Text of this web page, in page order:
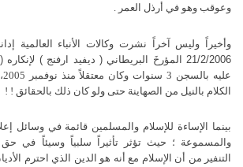
وعوقب وهو في أرذل العمر .
وأخيراً وليس آخراً نشرت وكالات الأنباء العالمية
21/2/2006 المؤرخَ البريطاني ( ديفيد ارفنج ) لإنكاره ( الهولوكست ) وحكمت
الكلام بالنيل من الصهاينة حتى ولو كان ذلك بالحقائق ! !
بينما الإساءة للإسلام والمسلمين قائمة في وسائل
والمسموعة ؛ حيث تؤثر تأثيراً سلبياً وسيئاً في
التنفير من أن الإسلام مع أنه هو الدين الذي احترم